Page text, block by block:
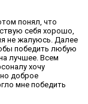
понял, что
себя хорошо,
не жалуюсь. Далее
победить любую
лучшее. Всем
хочу
доброе
мне победить